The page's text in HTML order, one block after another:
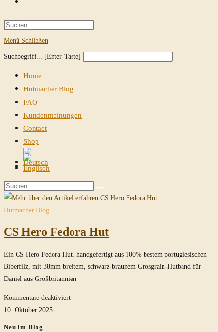
Suche
umschalten
Press
close
Menü Schließen
Diese
durchsuchen
Suchbegriff... [Enter-Taste]
Press
Home
Hutmacher Blog
FAQ
Kundenmeinungen
Contact
Shop
Website-
Suche
umschalten
Diese
Website
durchsuchen
Hutmacher Blog
CS Hero Fedora Hut
Ein CS Hero Fedora Hut, handgefertigt aus 100% bestem portugiesischen
Biberfilz, mit 38mm breitem, schwarz-braunem Grosgrain-Hutband für
Daniel aus Großbritannien
Kommentare deaktiviertfür
10. Oktober 2025
Neu im Blog